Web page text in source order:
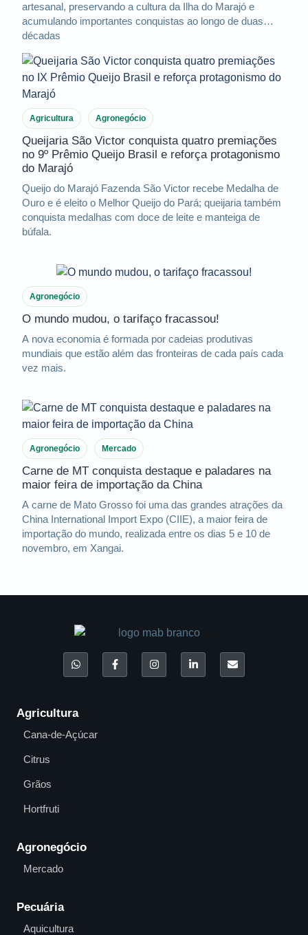
artesanal, preservando a cultura da Ilha do Marajó e
acumulando importantes conquistas ao longo de duas
décadas
Agricultura Agronegócio
Queijaria São Victor conquista quatro premiações
no 9º Prêmio Queijo Brasil e reforça protagonismo
do Marajó
Queijo do Marajó Fazenda São Victor recebe Medalha de
Ouro e é eleito o Melhor Queijo do Pará; queijaria também
conquista medalhas com doce de leite e manteiga de
búfala.
Agronegócio
O mundo mudou, o tarifaço fracassou!
A nova economia é formada por cadeias produtivas
mundiais que estão além das fronteiras de cada país cada
vez mais.
Agronegócio Mercado
Carne de MT conquista destaque e paladares na
maior feira de importação da China
A carne de Mato Grosso foi uma das grandes atrações da
China International Import Expo (CIIE), a maior feira de
importação do mundo, realizada entre os dias 5 e 10 de
novembro, em Xangai.
Agricultura
Cana-de-Açúcar
Citrus
Grãos
Hortfruti
Agronegócio
Mercado
Pecuária
Aquicultura